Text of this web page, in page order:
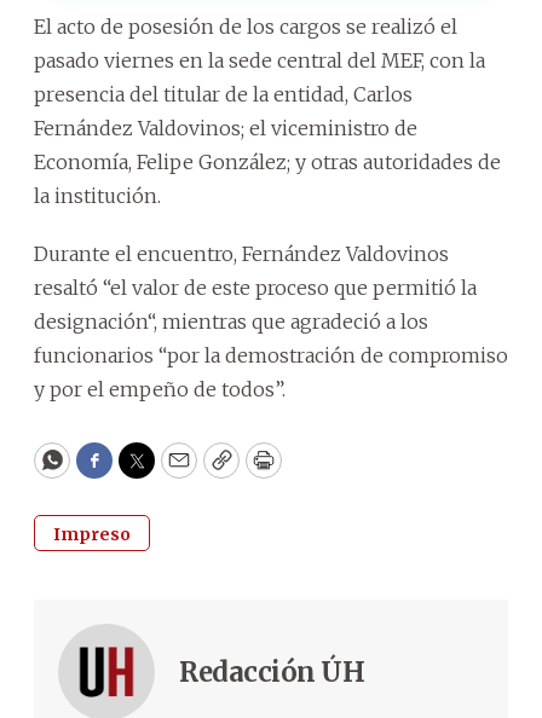
El acto de posesión de los cargos se realizó el
pasado viernes en la sede central del MEF, con la
presencia del titular de la entidad, Carlos
Fernández Valdovinos; el viceministro de
Economía, Felipe González; y otras autoridades de
la institución.
Durante el encuentro, Fernández Valdovinos
resaltó “el valor de este proceso que permitió la
designación“, mientras que agradeció a los
funcionarios “por la demostración de compromiso
y por el empeño de todos”.
WhatsApp
Facebook
Twitter
EmailCopyPrint
Impreso
Redacción ÚH